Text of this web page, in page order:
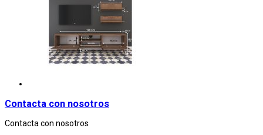
Contacta con nosotros
Contacta con nosotros